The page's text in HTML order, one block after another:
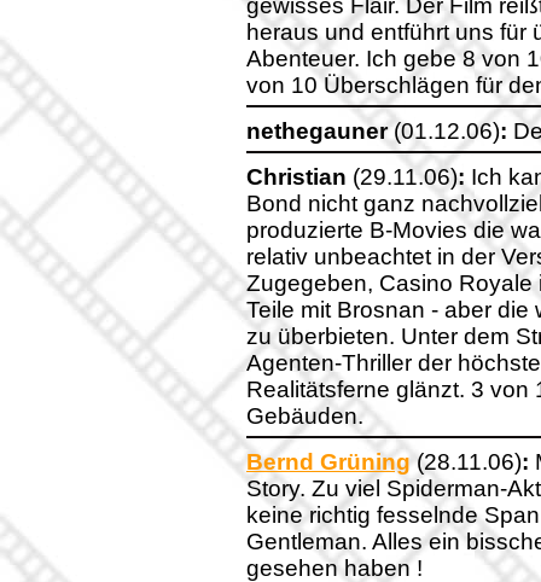
gewisses Flair. Der Film
heraus und entführt uns für
Abenteuer. Ich gebe 8 von
von 10 Überschlägen für
nethegauner(01.12.06):
Christian (29.11.06): Ich
Bond nicht ganz
produzierte B-Movies die
relativ unbeachtet in der
Zugegeben, Casino Royale
Teile mit Brosnan - aber
zu überbieten. Unter dem
Agenten-Thriller der
Realitätsferne glänzt. 3
Gebäuden.
Bernd Grüning(28.11.06):
Story. Zu viel Spiderman-
keine richtig fesselnde
Gentleman. Alles ein
gesehen haben !